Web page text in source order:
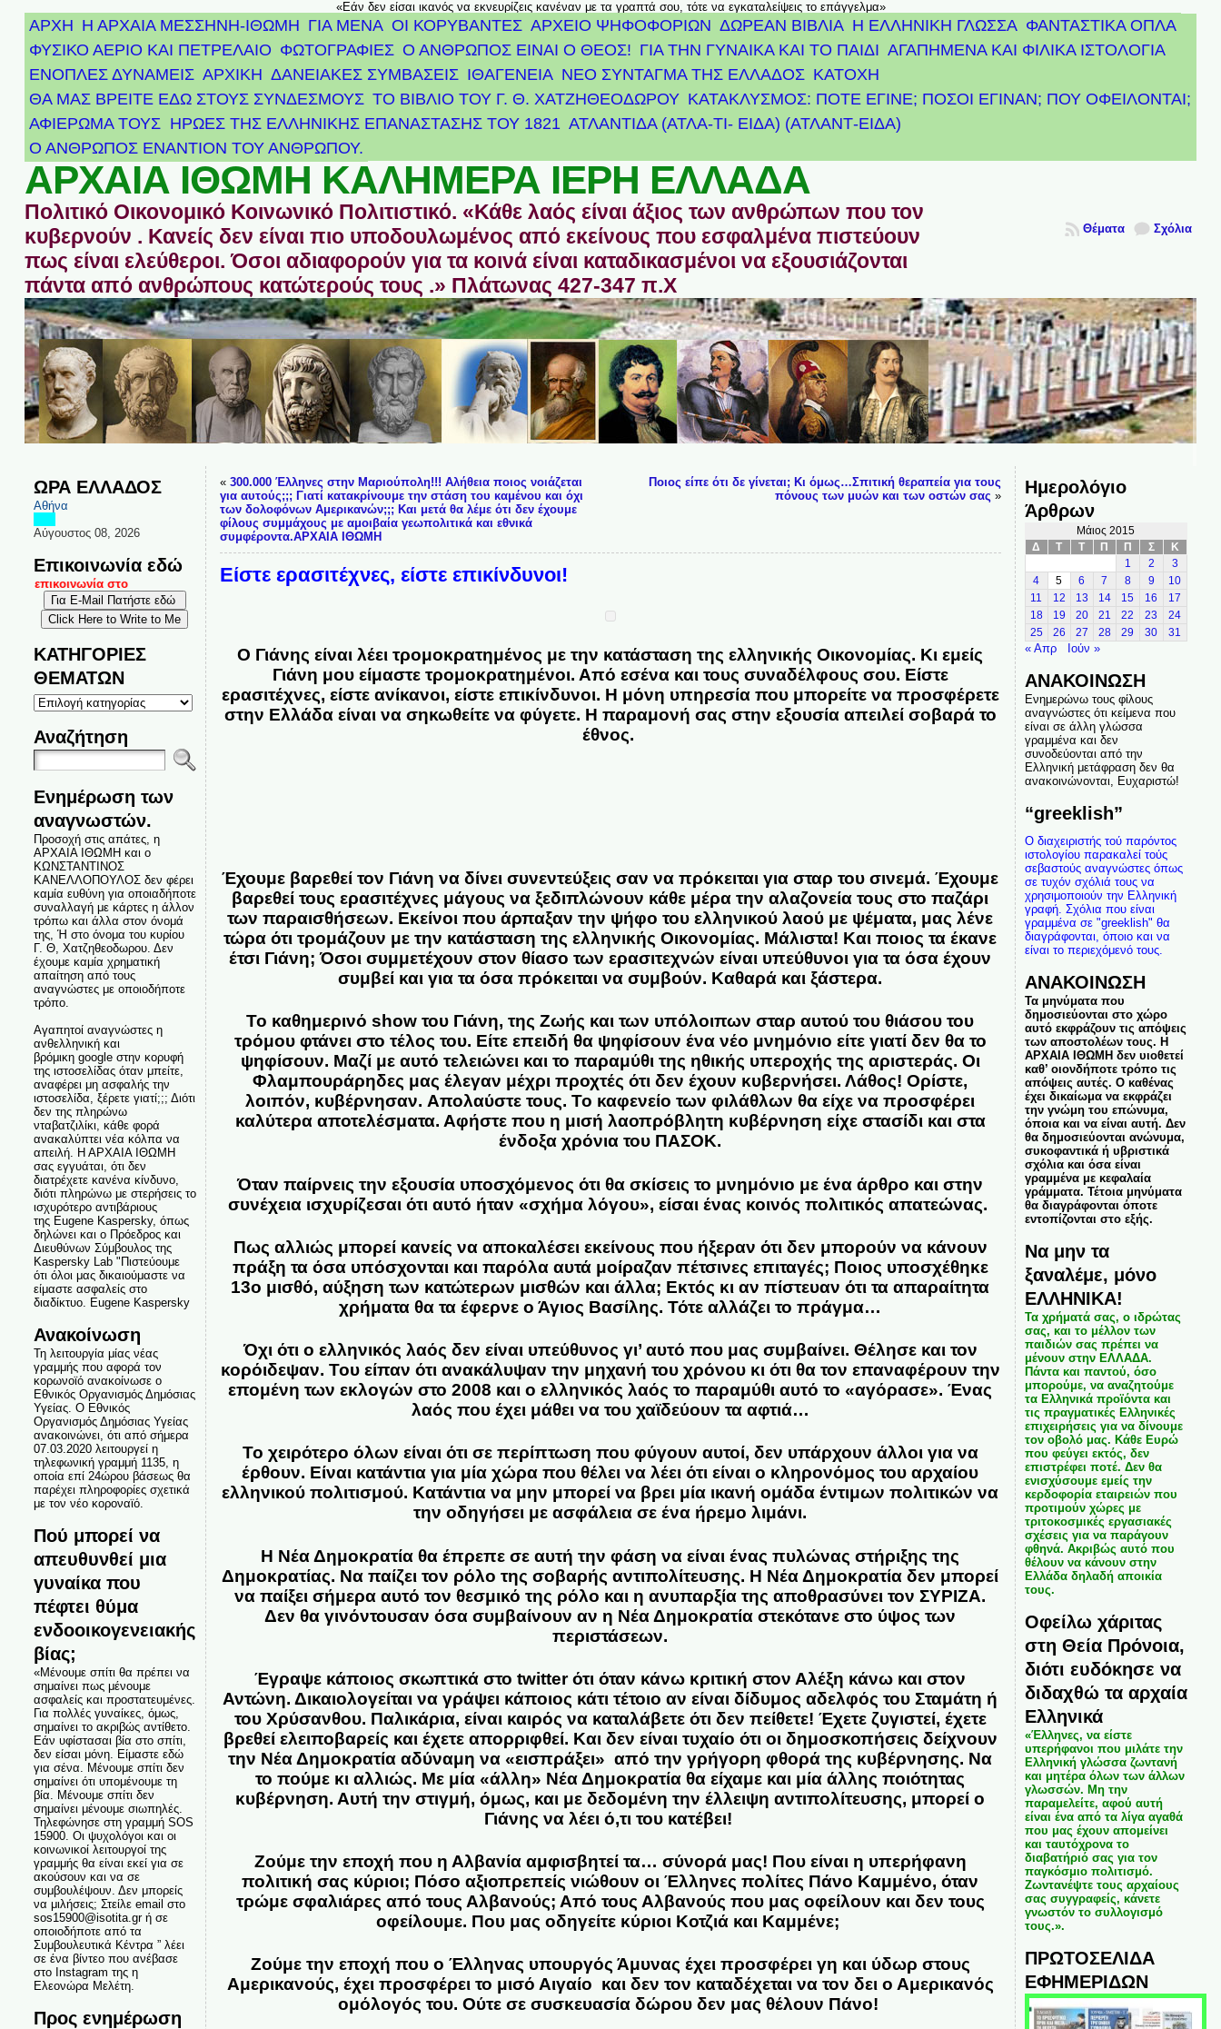
«Εάν δεν είσαι ικανός να εκνευρίζεις κανέναν με τα γραπτά σου, τότε να εγκαταλείψεις το επάγγελμα»
ΑΡΧΗ Η ΑΡΧΑΙΑ ΜΕΣΣΗΝΗ-ΙΘΩΜΗ ΓΙΑ ΜΕΝΑ ΟΙ ΚΟΡΥΒΑΝΤΕΣ ΑΡΧΕΊΟ ΨΗΦΟΦΟΡΙΏΝ ΔΩΡΕΑΝ ΒΙΒΛΙΑ Η ΕΛΛΗΝΙΚΗ ΓΛΩΣΣΑ ΦΑΝΤΑΣΤΙΚΑ ΟΠΛΑ
ΦΥΣΙΚΟ ΑΕΡΙΟ ΚΑΙ ΠΕΤΡΕΛΑΙΟ ΦΩΤΟΓΡΑΦΙΕΣ Ο ΑΝΘΡΩΠΟΣ ΕΙΝΑΙ Ο ΘΕΟΣ! ΓΙΑ ΤΗΝ ΓΥΝΑΙΚΑ ΚΑΙ ΤΟ ΠΑΙΔΙ ΑΓΑΠΗΜΕΝΑ ΚΑΙ ΦΙΛΙΚΑ ΙΣΤΟΛΟΓΙΑ
ΕΝΟΠΛΕΣ ΔΥΝΑΜΕΙΣ ΑΡΧΙΚΉ ΔΑΝΕΙΑΚΕΣ ΣΥΜΒΑΣΕΙΣ ΙΘΑΓΕΝΕΙΑ ΝΕΟ ΣΥΝΤΑΓΜΑ ΤΗΣ ΕΛΛΑΔΟΣ ΚΑΤΟΧΗ
ΘΑ ΜΑΣ ΒΡΕΙΤΕ ΕΔΩ ΣΤΟΥΣ ΣΥΝΔΕΣΜΟΥΣ ΤΟ ΒΙΒΛΙΟ ΤΟΥ Γ. Θ. ΧΑΤΖΗΘΕΟΔΩΡΟΥ ΚΑΤΑΚΛΥΣΜΟΣ: ΠΟΤΕ ΕΓΙΝΕ; ΠΟΣΟΙ ΕΓΙΝΑΝ; ΠΟΥ ΟΦΕΙΛΟΝΤΑΙ;
ΑΦΙΈΡΩΜΑ ΤΟΥΣ ΉΡΩΕΣ ΤΗΣ ΕΛΛΗΝΙΚΉΣ ΕΠΑΝΆΣΤΑΣΗΣ ΤΟΥ 1821 ΑΤΛΑΝΤΊΔΑ (ΑΤΛΑ-ΤΙ- ΕΙΔΑ) (ΑΤΛΑΝΤ-ΕΙΔΑ)
Ο ΑΝΘΡΩΠΟΣ ΕΝΑΝΤΙΟΝ ΤΟΥ ΑΝΘΡΩΠΟΥ.
ΑΡΧΑΙΑ ΙΘΩΜΗ ΚΑΛΗΜΕΡΑ ΙΕΡΗ ΕΛΛΑΔΑ
Πολιτικό Οικονομικό Κοινωνικό Πολιτιστικό. «Κάθε λαός είναι άξιος των ανθρώπων που τον
κυβερνούν . Κανείς δεν είναι πιο υποδουλωμένος από εκείνους που εσφαλμένα πιστεύουν
πως είναι ελεύθεροι. Όσοι αδιαφορούν για τα κοινά είναι καταδικασμένοι να εξουσιάζονται
πάντα από ανθρώπους κατώτερούς τους .» Πλάτωνας 427-347 π.Χ
Σχόλια
Θέματα
ΩΡΑ ΕΛΛΑΔΟΣ
Αθήνα
Αύγουστος 08, 2026
Επικοινωνία εδώ
επικοινωνία στο
ΚΑΤΗΓΟΡΙΕΣ
ΘΕΜΑΤΩΝ
ΚΑΤΗΓΟΡΙΕΣ
ΘΕΜΑΤΩΝ
Αναζήτηση
Ενημέρωση των
αναγνωστών.
Προσοχή στις απάτες, η
ΑΡΧΑΙΑ ΙΘΩΜΗ και ο
ΚΩΝΣΤΑΝΤΙΝΟΣ
ΚΑΝΕΛΛΟΠΟΥΛΟΣ δεν φέρει
καμία ευθύνη για οποιαδήποτε
συναλλαγή με κάρτες η άλλον
τρόπω και άλλα στον όνομά
της, Ή στο όνομα του κυρίου
Γ. Θ, Χατζηθεοδωρου. Δεν
έχουμε καμία χρηματική
απαίτηση από τους
αναγνώστες με οποιοδήποτε
τρόπο.
Αγαπητοί αναγνώστες η
ανθελληνική και
βρόμικη google στην κορυφή
της ιστοσελίδας όταν μπείτε,
αναφέρει μη ασφαλής την
ιστοσελίδα, ξέρετε γιατί;;; Διότι
δεν της πληρώνω
νταβατζιλίκι, κάθε φορά
ανακαλύπτει νέα κόλπα να
απειλή. Η ΑΡΧΑΙΑ ΙΘΩΜΗ
σας εγγυάται, ότι δεν
διατρέχετε κανένα κίνδυνο,
διότι πληρώνω με στερήσεις το
ισχυρότερο αντιβάριους
της Eugene Kaspersky, όπως
δηλώνει και ο Πρόεδρος και
Διευθύνων Σύμβουλος της
Kaspersky Lab "Πιστεύουμε
ότι όλοι μας δικαιούμαστε να
είμαστε ασφαλείς στο
διαδίκτυο. Eugene Kaspersky
Ανακοίνωση
Τη λειτουργία μίας νέας
γραμμής που αφορά τον
κορωνοϊό ανακοίνωσε ο
Εθνικός Οργανισμός Δημόσιας
Υγείας. Ο Εθνικός
Οργανισμός Δημόσιας Υγείας
ανακοινώνει, ότι από σήμερα
07.03.2020 λειτουργεί η
τηλεφωνική γραμμή 1135, η
οποία επί 24ώρου βάσεως θα
παρέχει πληροφορίες σχετικά
με τον νέο κοροναϊό.
Πού μπορεί να
απευθυνθεί μια
γυναίκα που
πέφτει θύμα
ενδοοικογενειακής
βίας;
«Μένουμε σπίτι θα πρέπει να
σημαίνει πως μένουμε
ασφαλείς και προστατευμένες.
Για πολλές γυναίκες, όμως,
σημαίνει το ακριβώς αντίθετο.
Εάν υφίστασαι βία στο σπίτι,
δεν είσαι μόνη. Είμαστε εδώ
για σένα. Μένουμε σπίτι δεν
σημαίνει ότι υπομένουμε τη
βία. Μένουμε σπίτι δεν
σημαίνει μένουμε σιωπηλές.
Τηλεφώνησε στη γραμμή SOS
15900. Οι ψυχολόγοι και οι
κοινωνικοί λειτουργοί της
γραμμής θα είναι εκεί για σε
ακούσουν και να σε
συμβουλέψουν. Δεν μπορείς
να μιλήσεις; Στείλε email στο
sos15900@isotita.gr ή σε
οποιοδήποτε από τα
Συμβουλευτικά Κέντρα ” λέει
σε ένα βίντεο που ανέβασε
στο Instagram της η
Ελεονώρα Μελέτη.
Προς ενημέρωση
« 300.000 Έλληνες στην Μαριούπολη!!! Αλήθεια ποιος νοιάζεται
για αυτούς;;; Γιατί κατακρίνουμε την στάση του καμένου και όχι
των δολοφόνων Αμερικανών;;; Και μετά θα λέμε ότι δεν έχουμε
φίλους συμμάχους με αμοιβαία γεωπολιτικά και εθνικά
συμφέροντα.ΑΡΧΑΙΑ ΙΘΩΜΗ
Ποιος είπε ότι δε γίνεται; Κι όμως…Σπιτική θεραπεία για τους
πόνους των μυών και των οστών σας »
Είστε ερασιτέχνες, είστε επικίνδυνοι!
Ο Γιάνης είναι λέει τρομοκρατημένος με την κατάσταση της ελληνικής Οικονομίας. Κι εμείς
Γιάνη μου είμαστε τρομοκρατημένοι. Από εσένα και τους συναδέλφους σου. Είστε
ερασιτέχνες, είστε ανίκανοι, είστε επικίνδυνοι. Η μόνη υπηρεσία που μπορείτε να προσφέρετε
στην Ελλάδα είναι να σηκωθείτε να φύγετε. Η παραμονή σας στην εξουσία απειλεί σοβαρά το
έθνος.
Έχουμε βαρεθεί τον Γιάνη να δίνει συνεντεύξεις σαν να πρόκειται για σταρ του σινεμά. Έχουμε
βαρεθεί τους ερασιτέχνες μάγους να ξεδιπλώνουν κάθε μέρα την αλαζονεία τους στο παζάρι
των παραισθήσεων. Εκείνοι που άρπαξαν την ψήφο του ελληνικού λαού με ψέματα, μας λένε
τώρα ότι τρομάζουν με την κατάσταση της ελληνικής Οικονομίας. Μάλιστα! Και ποιος τα έκανε
έτσι Γιάνη; Όσοι συμμετέχουν στον θίασο των ερασιτεχνών είναι υπεύθυνοι για τα όσα έχουν
συμβεί και για τα όσα πρόκειται να συμβούν. Καθαρά και ξάστερα.
Το καθημερινό show του Γιάνη, της Ζωής και των υπόλοιπων σταρ αυτού του θιάσου του
τρόμου φτάνει στο τέλος του. Είτε επειδή θα ψηφίσουν ένα νέο μνημόνιο είτε γιατί δεν θα το
ψηφίσουν. Μαζί με αυτό τελειώνει και το παραμύθι της ηθικής υπεροχής της αριστεράς. Οι
Φλαμπουράρηδες μας έλεγαν μέχρι προχτές ότι δεν έχουν κυβερνήσει. Λάθος! Ορίστε,
λοιπόν, κυβέρνησαν. Απολαύστε τους. Το καφενείο των φιλάθλων θα είχε να προσφέρει
καλύτερα αποτελέσματα. Αφήστε που η μισή λαοπρόβλητη κυβέρνηση είχε στασίδι και στα
ένδοξα χρόνια του ΠΑΣΟΚ.
Όταν παίρνεις την εξουσία υποσχόμενος ότι θα σκίσεις το μνημόνιο με ένα άρθρο και στην
συνέχεια ισχυρίζεσαι ότι αυτό ήταν «σχήμα λόγου», είσαι ένας κοινός πολιτικός απατεώνας.
Πως αλλιώς μπορεί κανείς να αποκαλέσει εκείνους που ήξεραν ότι δεν μπορούν να κάνουν
πράξη τα όσα υπόσχονται και παρόλα αυτά μοίραζαν πέτσινες επιταγές; Ποιος υποσχέθηκε
13ο μισθό, αύξηση των κατώτερων μισθών και άλλα; Εκτός κι αν πίστευαν ότι τα απαραίτητα
χρήματα θα τα έφερνε ο Άγιος Βασίλης. Τότε αλλάζει το πράγμα…
Όχι ότι ο ελληνικός λαός δεν είναι υπεύθυνος γι’ αυτό που μας συμβαίνει. Θέλησε και τον
κορόιδεψαν. Του είπαν ότι ανακάλυψαν την μηχανή του χρόνου κι ότι θα τον επαναφέρουν την
επομένη των εκλογών στο 2008 και ο ελληνικός λαός το παραμύθι αυτό το «αγόρασε». Ένας
λαός που έχει μάθει να του χαϊδεύουν τα αφτιά…
Το χειρότερο όλων είναι ότι σε περίπτωση που φύγουν αυτοί, δεν υπάρχουν άλλοι για να
έρθουν. Είναι κατάντια για μία χώρα που θέλει να λέει ότι είναι ο κληρονόμος του αρχαίου
ελληνικού πολιτισμού. Κατάντια να μην μπορεί να βρει μία ικανή ομάδα έντιμων πολιτικών να
την οδηγήσει με ασφάλεια σε ένα ήρεμο λιμάνι.
Η Νέα Δημοκρατία θα έπρεπε σε αυτή την φάση να είναι ένας πυλώνας στήριξης της
Δημοκρατίας. Να παίζει τον ρόλο της σοβαρής αντιπολίτευσης. Η Νέα Δημοκρατία δεν μπορεί
να παίξει σήμερα αυτό τον θεσμικό της ρόλο και η ανυπαρξία της αποθρασύνει τον ΣΥΡΙΖΑ.
Δεν θα γινόντουσαν όσα συμβαίνουν αν η Νέα Δημοκρατία στεκότανε στο ύψος των
περιστάσεων.
Έγραψε κάποιος σκωπτικά στο twitter ότι όταν κάνω κριτική στον Αλέξη κάνω και στον
Αντώνη. Δικαιολογείται να γράψει κάποιος κάτι τέτοιο αν είναι δίδυμος αδελφός του Σταμάτη ή
του Χρύσανθου. Παλικάρια, είναι καιρός να καταλάβετε ότι δεν πείθετε! Έχετε ζυγιστεί, έχετε
βρεθεί ελειποβαρείς και έχετε απορριφθεί. Και δεν είναι τυχαίο ότι οι δημοσκοπήσεις δείχνουν
την Νέα Δημοκρατία αδύναμη να «εισπράξει» από την γρήγορη φθορά της κυβέρνησης. Να
το πούμε κι αλλιώς. Με μία «άλλη» Νέα Δημοκρατία θα είχαμε και μία άλλης ποιότητας
κυβέρνηση. Αυτή την στιγμή, όμως, και με δεδομένη την έλλειψη αντιπολίτευσης, μπορεί ο
Γιάνης να λέει ό,τι του κατέβει!
Ζούμε την εποχή που η Αλβανία αμφισβητεί τα… σύνορά μας! Που είναι η υπερήφανη
πολιτική σας κύριοι; Πόσο αξιοπρεπείς νιώθουν οι Έλληνες πολίτες Πάνο Καμμένο, όταν
τρώμε σφαλιάρες από τους Αλβανούς; Από τους Αλβανούς που μας οφείλουν και δεν τους
οφείλουμε. Που μας οδηγείτε κύριοι Κοτζιά και Καμμένε;
Ζούμε την εποχή που ο Έλληνας υπουργός Άμυνας έχει προσφέρει γη και ύδωρ στους
Αμερικανούς, έχει προσφέρει το μισό Αιγαίο και δεν τον καταδέχεται να τον δει ο Αμερικανός
ομόλογός του. Ούτε σε συσκευασία δώρου δεν μας θέλουν Πάνο!
Ημερολόγιο
Άρθρων
Μάιος 2015
Δ
Τ Τ Π Π Σ
Κ
1
2
3
4
5 6 7 8 9
10
11
12 13 14 15 16
17
18
19 20 21 22 23
24
25
26 27 28 29 30 31
« Απρ Ιούν »
ΑΝΑΚΟΙΝΩΣΗ
Ενημερώνω τους φίλους
αναγνώστες ότι κείμενα που
είναι σε άλλη γλώσσα
γραμμένα και δεν
συνοδεύονται από την
Ελληνική μετάφραση δεν θα
ανακοινώνονται, Ευχαριστώ!
“greeklish”
Ο διαχειριστής τού παρόντος
ιστολογίου παρακαλεί τούς
σεβαστούς αναγνώστες όπως
σε τυχόν σχόλιά τους να
χρησιμοποιούν την Ελληνική
γραφή. Σχόλια που είναι
γραμμένα σε "greeklish" θα
διαγράφονται, όποιο και να
είναι το περιεχόμενό τους.
ΑΝΑΚΟΙΝΩΣΗ
Τα μηνύματα που
δημοσιεύονται στο χώρο
αυτό εκφράζουν τις απόψεις
των αποστολέων τους. Η
ΑΡΧΑΙΑ ΙΘΩΜΗ δεν υιοθετεί
καθ’ οιονδήποτε τρόπο τις
απόψεις αυτές. Ο καθένας
έχει δικαίωμα να εκφράζει
την γνώμη του επώνυμα,
όποια και να είναι αυτή. Δεν
θα δημοσιεύονται ανώνυμα,
συκοφαντικά ή υβριστικά
σχόλια και όσα είναι
γραμμένα με κεφαλαία
γράμματα. Τέτοια μηνύματα
θα διαγράφονται όποτε
εντοπίζονται στο εξής.
Να μην τα
ξαναλέμε, μόνο
ΕΛΛΗΝΙΚΑ!
Τα χρήματά σας, ο ιδρώτας
σας, και το μέλλον των
παιδιών σας πρέπει να
μένουν στην ΕΛΛΑΔΑ.
Πάντα και παντού, όσο
μπορούμε, να αναζητούμε
τα Ελληνικά προϊόντα και
τις πραγματικές Ελληνικές
επιχειρήσεις για να δίνουμε
τον οβολό μας. Κάθε Ευρώ
που φεύγει εκτός, δεν
επιστρέφει ποτέ. Δεν θα
ενισχύσουμε εμείς την
κερδοφορία εταιρειών που
προτιμούν χώρες με
τριτοκοσμικές εργασιακές
σχέσεις για να παράγουν
φθηνά. Ακριβώς αυτό που
θέλουν να κάνουν στην
Ελλάδα δηλαδή αποικία
τους.
Οφείλω χάριτας
στη Θεία Πρόνοια,
διότι ευδόκησε να
διδαχθώ τα αρχαία
Ελληνικά
«Έλληνες, να είστε
υπερήφανοι που μιλάτε την
Ελληνική γλώσσα ζωντανή
και μητέρα όλων των άλλων
γλωσσών. Μη την
παραμελείτε, αφού αυτή
είναι ένα από τα λίγα αγαθά
που μας έχουν απομείνει
και ταυτόχρονα το
διαβατήριό σας για τον
παγκόσμιο πολιτισμό.
Ζωντανέψτε τους αρχαίους
σας συγγραφείς, κάνετε
γνωστόν το συλλογισμό
τους.».
ΠΡΩΤΟΣΕΛΙΔΑ
ΕΦΗΜΕΡΙΔΩΝ